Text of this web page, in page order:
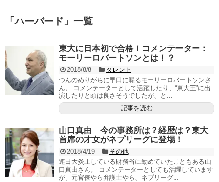
「ハーバード 」 一覧
東大に日本初で合格！コメンテーター：
モーリーロバートソンとは！？
2018/8/8
タレント
つんのめりがちに早口に喋るモーリーロバートソンさ
ん。 コメンテーターとして活躍したり、“東大王”に出
演したりと頭は良さそうでしたが、と...
記事を読む
山口真由 今の事務所は？経歴は？東大
首席の才女がネプリーグに登場！
2018/4/19
その他
連日大炎上している財務省に勤めていたこともある山
口真由さん。 コメンテーターとしても活躍しています
が、元官僚やら弁護士やら、ネプリーグ...